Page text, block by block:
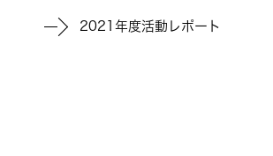
2021年度活動レポート